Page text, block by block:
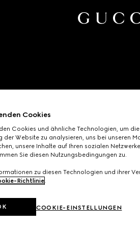
Cookies
Cookies und ähnliche Technologien, um
der Website zu analysieren, uns bei unseren
unsere Inhalte auf Ihren sozialen
Sie diesen Nutzungsbedingungen zu.
zu diesen Technologien und ihrer
Richtlinie
COOKIE-EINSTELLUNGEN